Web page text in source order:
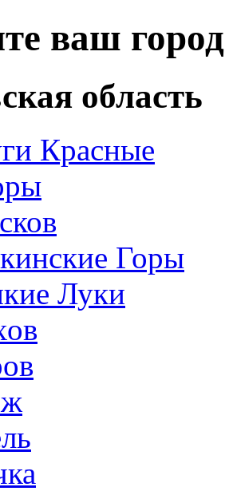
ваш город
область
Красные
Горы
Луки